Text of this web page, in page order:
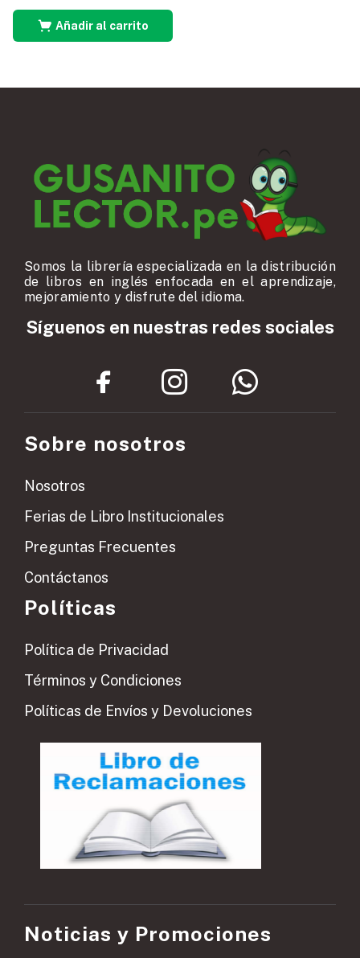
Añadir al carrito
Somos la librería especializada en la distribución
de libros en inglés enfocada en el aprendizaje,
mejoramiento y disfrute del idioma.
Síguenos en nuestras redes sociales
Sobre nosotros
Nosotros
Ferias de Libro Institucionales
Preguntas Frecuentes
Contáctanos
Políticas
Política de Privacidad
Términos y Condiciones
Políticas de Envíos y Devoluciones
Noticias y Promociones